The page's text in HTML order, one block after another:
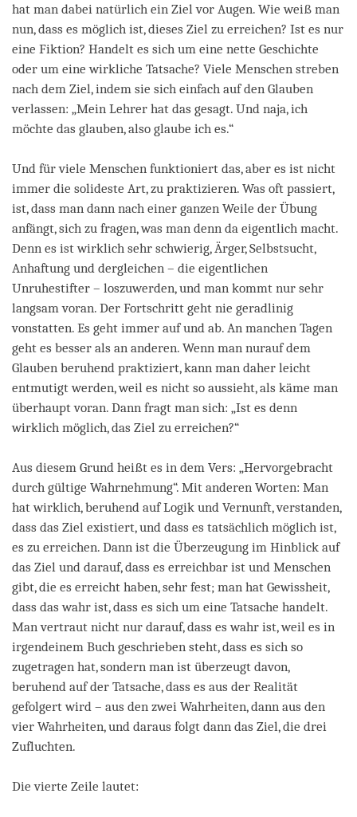
hat man dabei natürlich ein Ziel vor Augen. Wie weiß man
nun, dass es möglich ist, dieses Ziel zu erreichen? Ist es nur
eine Fiktion? Handelt es sich um eine nette Geschichte
oder um eine wirkliche Tatsache? Viele Menschen streben
nach dem Ziel, indem sie sich einfach auf den Glauben
verlassen: „Mein Lehrer hat das gesagt. Und naja, ich
möchte das glauben, also glaube ich es.“
Und für viele Menschen funktioniert das, aber es ist nicht
immer die solideste Art, zu praktizieren. Was oft passiert,
ist, dass man dann nach einer ganzen Weile der Übung
anfängt, sich zu fragen, was man denn da eigentlich macht.
Denn es ist wirklich sehr schwierig, Ärger, Selbstsucht,
Anhaftung und dergleichen – die eigentlichen
Unruhestifter – loszuwerden, und man kommt nur sehr
langsam voran. Der Fortschritt geht nie geradlinig
vonstatten. Es geht immer auf und ab. An manchen Tagen
geht es besser als an anderen. Wenn man nurauf dem
Glauben beruhend praktiziert, kann man daher leicht
entmutigt werden, weil es nicht so aussieht, als käme man
überhaupt voran. Dann fragt man sich: „Ist es denn
wirklich möglich, das Ziel zu erreichen?“
Aus diesem Grund heißt es in dem Vers: „Hervorgebracht
durch gültige Wahrnehmung“. Mit anderen Worten: Man
hat wirklich, beruhend auf Logik und Vernunft, verstanden,
dass das Ziel existiert, und dass es tatsächlich möglich ist,
es zu erreichen. Dann ist die Überzeugung im Hinblick auf
das Ziel und darauf, dass es erreichbar ist und Menschen
gibt, die es erreicht haben, sehr fest; man hat Gewissheit,
dass das wahr ist, dass es sich um eine Tatsache handelt.
Man vertraut nicht nur darauf, dass es wahr ist, weil es in
irgendeinem Buch geschrieben steht, dass es sich so
zugetragen hat, sondern man ist überzeugt davon,
beruhend auf der Tatsache, dass es aus der Realität
gefolgert wird – aus den zwei Wahrheiten, dann aus den
vier Wahrheiten, und daraus folgt dann das Ziel, die drei
Zufluchten.
Die vierte Zeile lautet: